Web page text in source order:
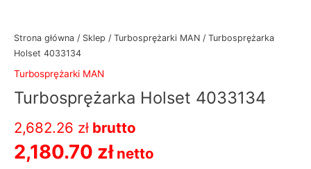
Strona główna / Sklep / Turbosprężarki MAN / Turbosprężarka
Holset 4033134
Turbosprężarki MAN
Turbosprężarka Holset 4033134
2,682.26 zł brutto
2,180.70 zł netto